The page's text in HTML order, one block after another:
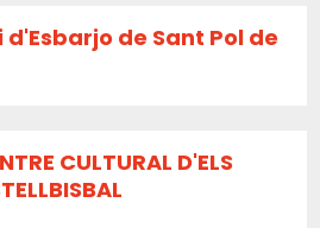
de Sant Pol de
CULTURAL D'ELS